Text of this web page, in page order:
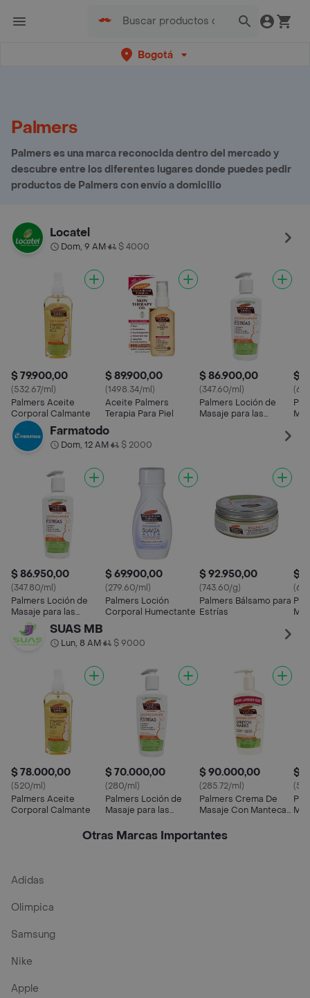
Bogotá
Palmers
Palmers es una marca reconocida dentro del mercado y
descubre entre los diferentes lugares donde puedes pedir
productos de Palmers con envío a domicilio
Locatel
Dom, 9 AM• $ 4000
$ 79.900,00
(532.67/ml)
Palmers Aceite
Corporal Calmante
$ 89.900,00
(1498.34/ml)
Aceite Palmers
Terapia Para Piel
$ 86.900,00
(347.60/ml)
Palmers Loción de
Masaje para las
$
Farmatodo
Dom, 12 AM• $ 2000
$ 86.950,00
(347.80/ml)
Palmers Loción de
Masaje para las
Estrías
$ 69.900,00
(279.60/ml)
Palmers Loción
Corporal Humectante
$ 92.950,00
(743.60/g)
Palmers Bálsamo para
Estrías
$
SUAS MB
Lun, 8 AM• $ 9000
$ 78.000,00
(520/ml)
Palmers Aceite
Corporal Calmante
$ 70.000,00
(280/ml)
Palmers Loción de
Masaje para las
$ 90.000,00
(285.72/ml)
Palmers Crema De
Masaje Con Manteca
315ml
$
Otras Marcas Importantes
Adidas
Olimpica
Samsung
Nike
Apple